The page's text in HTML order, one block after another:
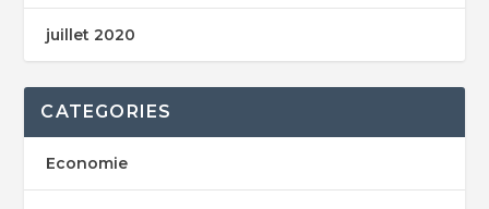
juillet 2020
CATEGORIES
Economie